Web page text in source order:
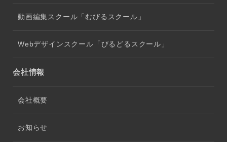
動画編集スクール「むびるスクール」
Webデザインスクール「びるどるスクール」
会社情報
会社概要
お知らせ